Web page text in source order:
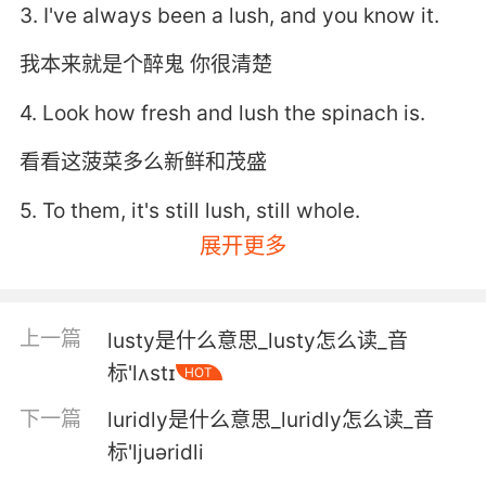
3. I've always been a lush, and you know it.
我本来就是个醉鬼 你很清楚
4. Look how fresh and lush the spinach is.
看看这菠菜多么新鲜和茂盛
5. To them, it's still lush, still whole.
对他们来说 世界仍然繁荣 完整
lush.
因为酗酒 我只能解雇他
7. Never have I seen such lush growth before.
展开更多
上一篇
lusty是什么意思_lusty怎么读_音
标'lʌstɪ
HOT
下一篇
luridly是什么意思_luridly怎么读_音
标'ljuəridli